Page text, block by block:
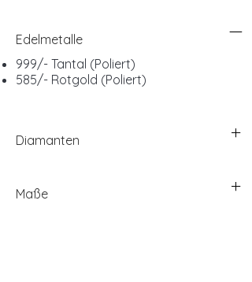
Edelmetalle
999/- Tantal (Poliert)
585/- Rotgold (Poliert)
Diamanten
Maße